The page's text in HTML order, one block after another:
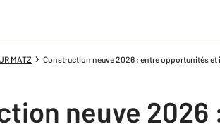
MATZ Construction neuve 2026 : entre opportunités
neuve